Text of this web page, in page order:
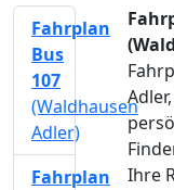
Ihre
Fahrplan
Bus
107
(Waldhausen
Adler)
Fahrplan